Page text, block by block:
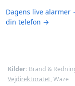
Dagens live alarmer
din telefon →
Kilder: Brand &
Vejdirektoratet, Waze